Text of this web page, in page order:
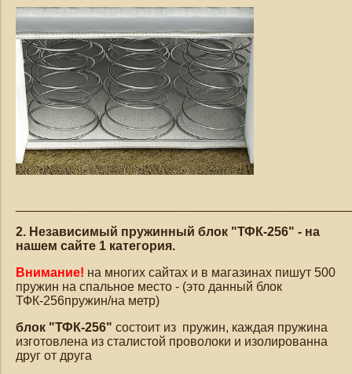
2. Независимый пружинный блок "ТФК-256" - на
нашем сайте 1 категория.
Внимание! на многих сайтах и в магазинах пишут 500
пружин на спальное место - (это данный блок
ТФК-256пружин/на метр)
блок "ТФК-256" состоит из пружин, каждая пружина
изготовлена из сталистой проволоки и изолированна
друг от друга